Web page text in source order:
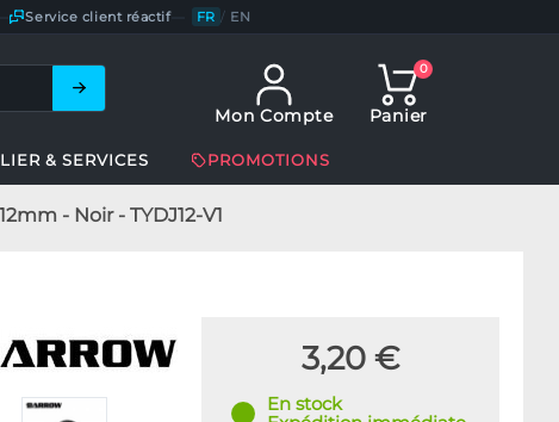
Service client réactif— FR / EN
Mon Compte
0
Panier
& SERVICES PROMOTIONS
- Noir - TYDJ12-V1
3,20 €
En stock